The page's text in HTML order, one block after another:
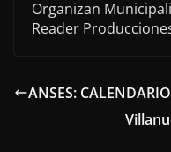
Organizan
Reader
ANSES: